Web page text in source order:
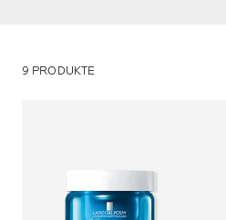
9 PRODUKTE